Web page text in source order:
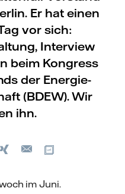
Er hat einen
vor sich:
Interview
beim Kongress
der Energie-
(BDEW). Wir
ihn.
Xing
E-
im Juni.